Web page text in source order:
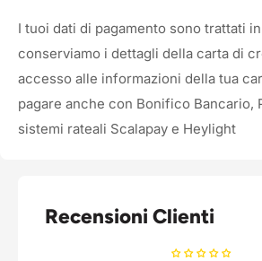
I tuoi dati di pagamento sono trattati
conserviamo i dettagli della carta di
accesso alle informazioni della tua
pagare anche con Bonifico Bancario,
sistemi rateali Scalapay e Heylight
Recensioni Clienti